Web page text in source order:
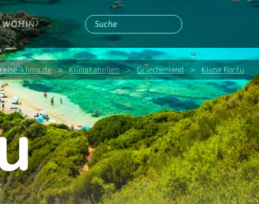
WOHIN?
reise-klima.de > Klimatabellen > Griechenland > Klima Korfu